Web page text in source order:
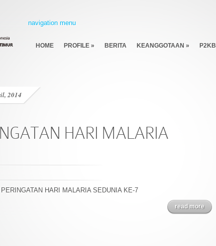
navigation menu
HOME PROFILE » BERITA KEANGGOTAAN » P2KB
2014
HARI MALARIA
HARI MALARIA SEDUNIA KE-7
read more